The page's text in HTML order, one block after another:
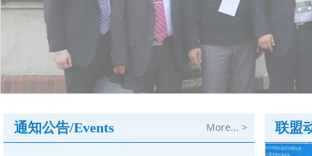
More... >
通知公告/Events 联盟